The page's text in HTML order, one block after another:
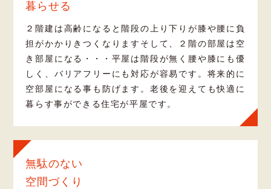
暮らせる
２階建は高齢になると階段の上り下りが膝や腰に負
担がかかりきつくなりますそして、２階の部屋は空
き部屋になる・・・平屋は階段が無く腰や膝にも優
しく、バリアフリーにも対応が容易です。将来的に
空部屋になる事も防げます。老後を迎えても快適に
暮らす事ができる住宅が平屋です。
無駄のない
空間づくり